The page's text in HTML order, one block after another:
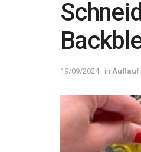
19/09/2024 in Auflauf